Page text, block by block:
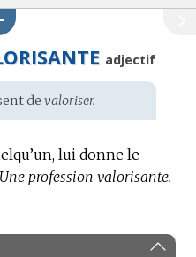
adjectif
de valoriser.
lui donne le
Une profession valorisante.